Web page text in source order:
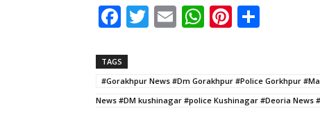
F
a
c
e
b
T
w
er
E
m
l
W
h
ts
A
Pi
nt
e
st
e
TAGS
#Gorakhpur News #Dm Gorakhpur #Police Gorkhpur
News #DM kushinagar #police Kushinagar #Deoria News